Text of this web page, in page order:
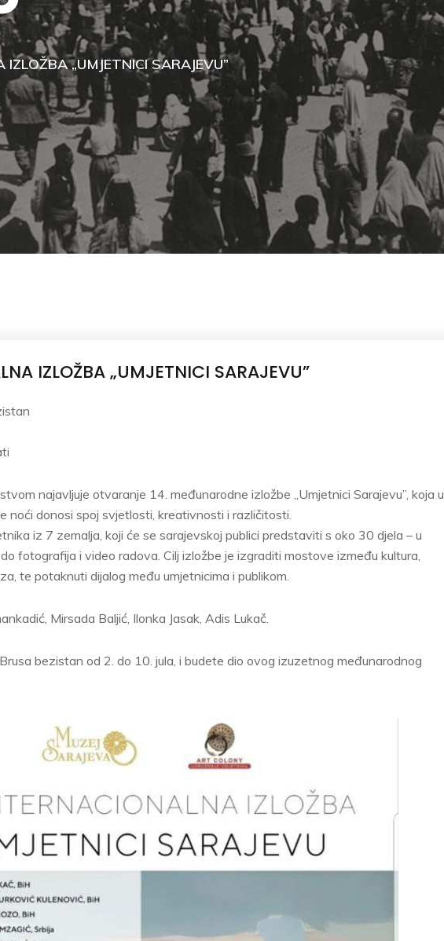
„UMJETNICI SARAJEVU”
IZLOŽBA „UMJETNICI SARAJEVU”
najavljuje otvaranje 14. međunarodne izložbe „Umjetnici Sarajevu”, koja u
noći donosi spoj svjetlosti, kreativnosti i različitosti.
iz 7 zemalja, koji će se sarajevskoj publici predstaviti s oko 30 djela – u
fotografija i video radova. Cilj izložbe je izgraditi mostove između kultura,
te potaknuti dijalog među umjetnicima i publikom.
Mirsada Baljić, Ilonka Jasak, Adis Lukač.
bezistan od 2. do 10. jula, i budete dio ovog izuzetnog međunarodnog